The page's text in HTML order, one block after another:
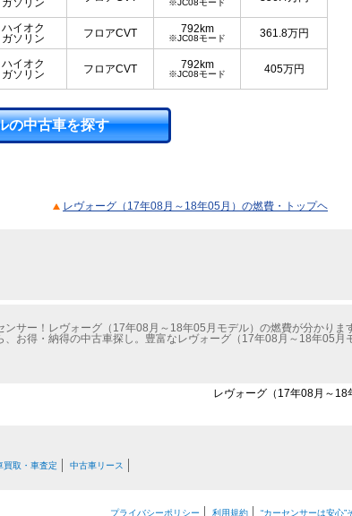
ガソリン
※JC08モード
ハイオク
ガソリン
フロアCVT 792km
※JC08モード 361.8万円
ハイオク
ガソリン
フロアCVT 792km
※JC08モード 405万円
の中古車を探す
レヴォーグ（17年08月～18年05月）の燃費・トップヘ
サー！レヴォーグ（17年08月～18年05月モデル）の燃費が分かりま
お得・納得の中古車探し。豊富なレヴォーグ（17年08月～18年05
レヴォーグ（17年08月～18
買取・車査定 中古車リース
プライバシーポリシー 利用規約 “カーセンサーは安心”